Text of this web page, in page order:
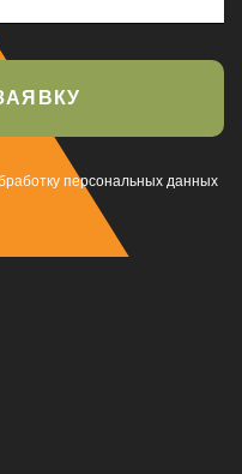
персональных данных